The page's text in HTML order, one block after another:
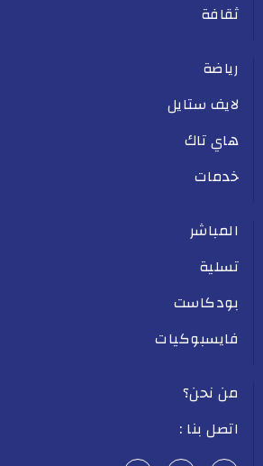
ثقافة
رياضة
لايف ستايل
هاي تاك
خدمات
المباشر
تسلية
بودكاست
فايسبوكيات
من نحن؟
اتصل بنا :